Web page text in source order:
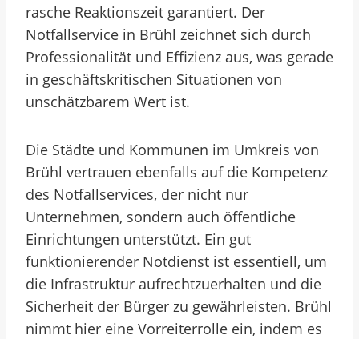
rasche Reaktionszeit garantiert. Der
Notfallservice in Brühl zeichnet sich durch
Professionalität und Effizienz aus, was gerade
in geschäftskritischen Situationen von
unschätzbarem Wert ist.
Die Städte und Kommunen im Umkreis von
Brühl vertrauen ebenfalls auf die Kompetenz
des Notfallservices, der nicht nur
Unternehmen, sondern auch öffentliche
Einrichtungen unterstützt. Ein gut
funktionierender Notdienst ist essentiell, um
die Infrastruktur aufrechtzuerhalten und die
Sicherheit der Bürger zu gewährleisten. Brühl
nimmt hier eine Vorreiterrolle ein, indem es